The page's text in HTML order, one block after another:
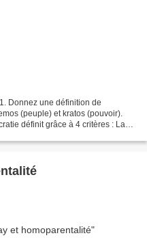
Donnez une définition de
(peuple) et kratos (pouvoir).
définit grâce à 4 critères : La